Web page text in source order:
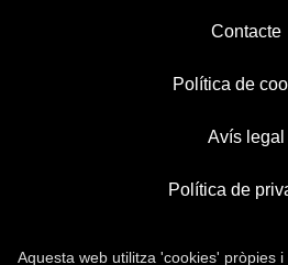
Contacte
Política de
Avís legal
Política de
Aquesta web utilitza 'cookies' pròpies